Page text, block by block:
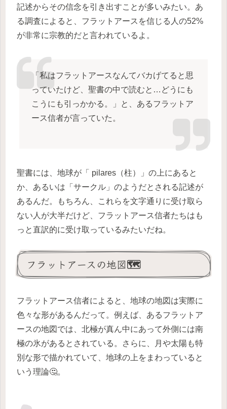
記述からその信念を引き出すことが多いみたい。あ
る調査によると、フラットアースを信じる人の52%
が非常に宗教的だと言われているよ。
「私はフラットアースなんてバカげてると思
っていたけど、聖書の中で読むと…どうにも
こうにも引っかかる。」と、あるフラットア
ース信者が言っていた。
聖書には、地球が「 pilares（柱）」の上にあると
か、あるいは「サークル」のようだとされる記述が
あるんだ。もちろん、これらを文字通りに受け取ら
ない人が大半だけど、フラットアース信者たちはも
っと直訳的に受け取っているみたいだね。
フラットアースの地図🗺️
フラットアース信者によると、地球の地図は実際に
色々な形があるんだって。例えば、あるフラットア
ースの地図では、北極が真ん中にあって外側には南
極の氷があるとされている。さらに、月や太陽も特
別な形で描かれていて、地球の上をまわっていると
いう理論🤔。